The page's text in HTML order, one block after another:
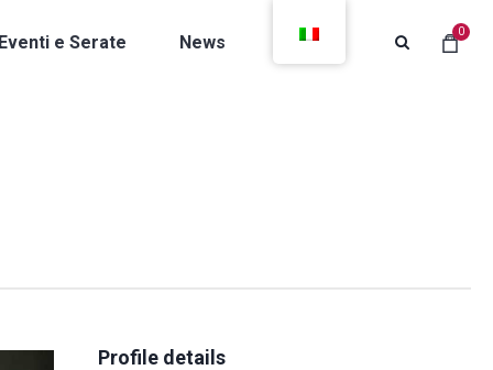
0
Eventi e Serate News Contatti
Profile details